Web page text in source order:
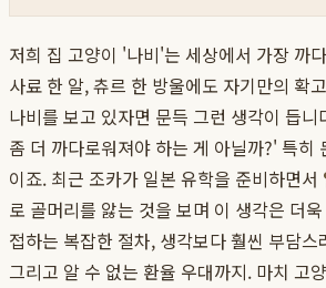
저희 집 고양이 '나비'는 세상에서 가장 까
사료 한 알, 츄르 한 방울에도 자기만의 확
나비를 보고 있자면 문득 그런 생각이 듭니
좀 더 까다로워져야 하는 게 아닐까?' 특히
이죠. 최근 조카가 일본 유학을 준비하면서
로 골머리를 앓는 것을 보며 이 생각은 더
접하는 복잡한 절차, 생각보다 훨씬 부담스
그리고 알 수 없는 환율 우대까지. 마치 고